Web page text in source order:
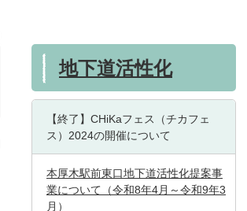
地下道活性化
【終了】CHiKaフェス（チカフェ
ス）2024の開催について
本厚木駅前東口地下道活性化提案事
業について（令和8年4月～令和9年3
月）